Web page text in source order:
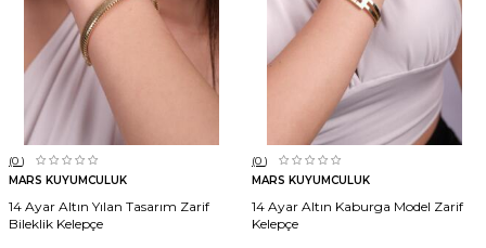
(0 )
MARS KUYUMCULUK
14 Ayar Altın Yılan Tasarım Zarif
Bileklik Kelepçe
(0 )
MARS KUYUMCULUK
14 Ayar Altın Kaburga Model Zarif
Kelepçe